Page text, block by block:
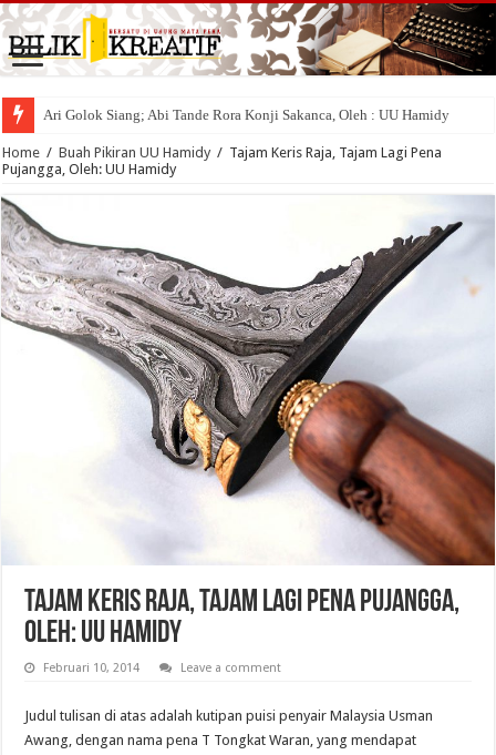
Ari Golok Siang; Abi Tande Rora Konji Sakanca, Oleh : UU Hamidy
Home / Buah Pikiran UU Hamidy / Tajam Keris Raja, Tajam Lagi Pena
Pujangga, Oleh: UU Hamidy
Tajam Keris Raja, Tajam Lagi Pena Pujangga,
Oleh: UU Hamidy
Februari 10, 2014 Leave a comment
Judul tulisan di atas adalah kutipan puisi penyair Malaysia Usman
Awang, dengan nama pena T Tongkat Waran, yang mendapat